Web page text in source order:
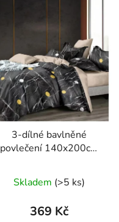
3-dílné bavlněné
povlečení 140x200cm
Skladem (>5 ks)
369 Kč